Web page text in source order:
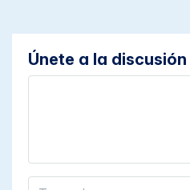
Únete a la discusión